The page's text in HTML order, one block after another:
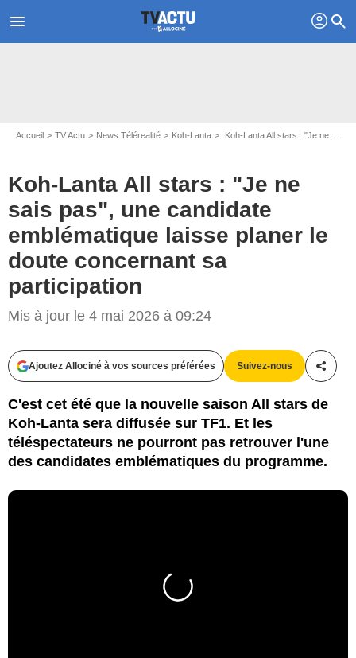
menu profil search
Accueil TV Actu News Télérealité Koh-Lanta Koh-Lanta All stars : "Je ne sais pas", une candidate emblématique laisse planer le doute concernant sa participation
Koh-Lanta All stars : "Je ne
sais pas", une candidate
emblématique laisse planer le
doute concernant sa
participation
Mis à jour le 4 mai 2026 à 09:24
Ajoutez Allociné à vos sources préférées Suivez-nous
C'est cet été que la nouvelle saison All stars de
Koh-Lanta sera diffusée sur TF1. Et les
téléspectateurs ne pourront pas retrouver l'une
des candidates emblématiques du programme.